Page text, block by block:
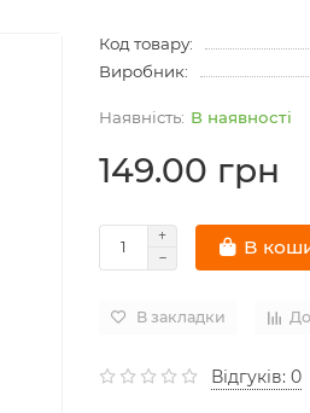
Код товару:
Виробник:
В наявності
149.00 грн
В
В закладки
Відгуків: 0